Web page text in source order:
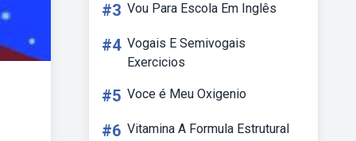
#3 Vou Para Escola Em Inglês
#4 Vogais E Semivogais
Exercicios
#5 Voce é Meu Oxigenio
#6 Vitamina A Formula Estrutural